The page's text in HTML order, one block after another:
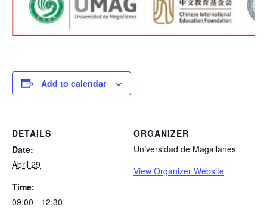
Add to calendar
DETAILS
Date:
Abril 29
Time:
09:00 - 12:30
ORGANIZER
Universidad de Magallanes
View Organizer Website